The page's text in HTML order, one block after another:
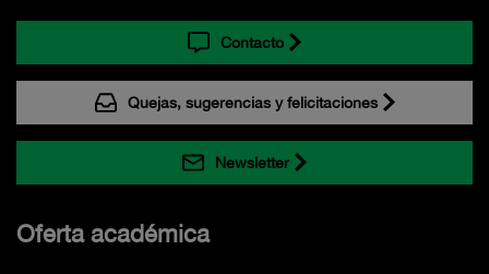
Contacto
Quejas, sugerencias y felicitaciones
Newsletter
Oferta académica